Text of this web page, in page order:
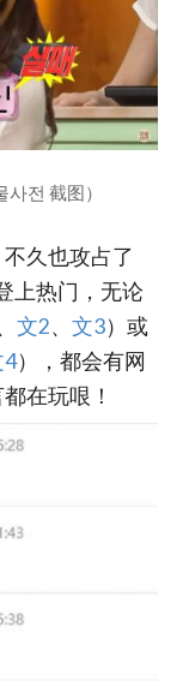
사전 截图）
久也攻占了
上热门，无论
文2‎、 ‎文3）或
4），都会有网
在玩哏！